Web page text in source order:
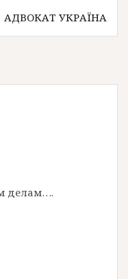
АДВОКАТ УКРАЇНА
делам….